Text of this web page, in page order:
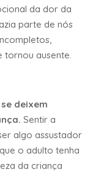
da dor da
parte de nós
tornou ausente
deixem
Sentir a
algo assustador
o adulto tenha
da criança